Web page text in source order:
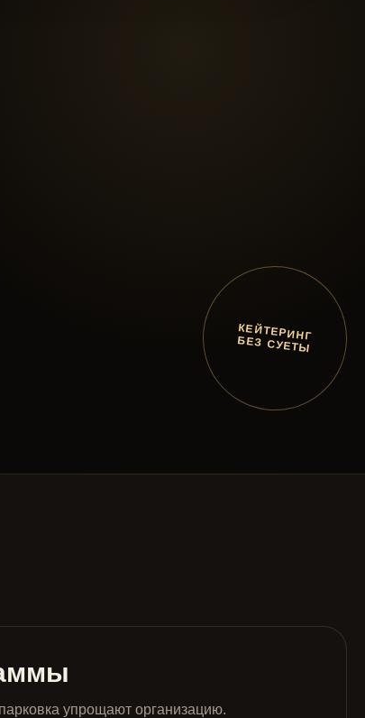
КЕЙТЕРИНГ
БЕЗ СУЕТЫ
упрощают организацию.